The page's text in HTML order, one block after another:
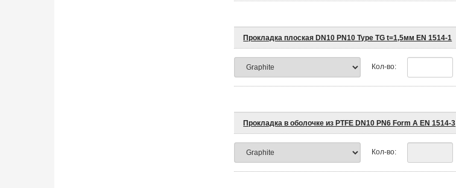
Прокладка плоская DN10 PN10 Type TG t=1,5мм EN 1514-1
Кол-во:
Прокладка в оболочке из PTFE DN10 PN6 Form A EN 1514-3
Кол-во: